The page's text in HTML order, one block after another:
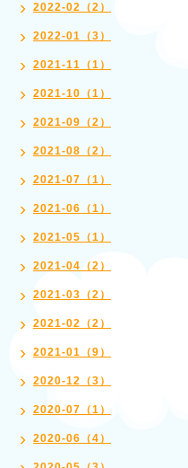
2022-02（2）
2022-01（3）
2021-11（1）
2021-10（1）
2021-09（2）
2021-08（2）
2021-07（1）
2021-06（1）
2021-05（1）
2021-04（2）
2021-03（2）
2021-02（2）
2021-01（9）
2020-12（3）
2020-07（1）
2020-06（4）